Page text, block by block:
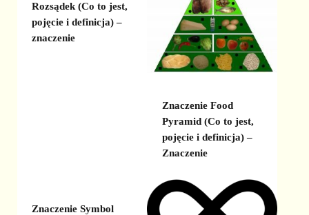
Rozsądek (Co to jest,
pojęcie i definicja) –
znaczenie
Znaczenie Food
Pyramid (Co to jest,
pojęcie i definicja) –
Znaczenie
Znaczenie Symbol